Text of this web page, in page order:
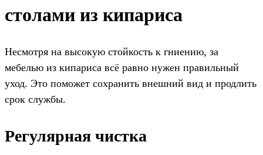
столами из кипариса
Несмотря на высокую стойкость к гниению, за
мебелью из кипариса всё равно нужен правильный
уход. Это поможет сохранить внешний вид и продлить
срок службы.
Регулярная чистка